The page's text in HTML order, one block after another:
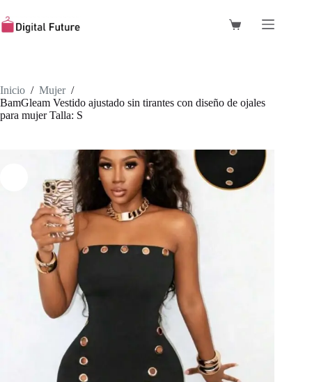
al
contenido
Carro
Inicio / Mujer /
BamGleam Vestido ajustado sin tirantes con diseño de ojales
para mujer Talla: S